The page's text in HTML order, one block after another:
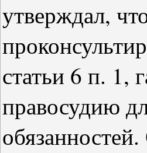
утверждал,
статьи 6 п. 1,
правосудию